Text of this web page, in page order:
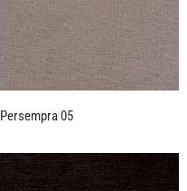
Persempra 05